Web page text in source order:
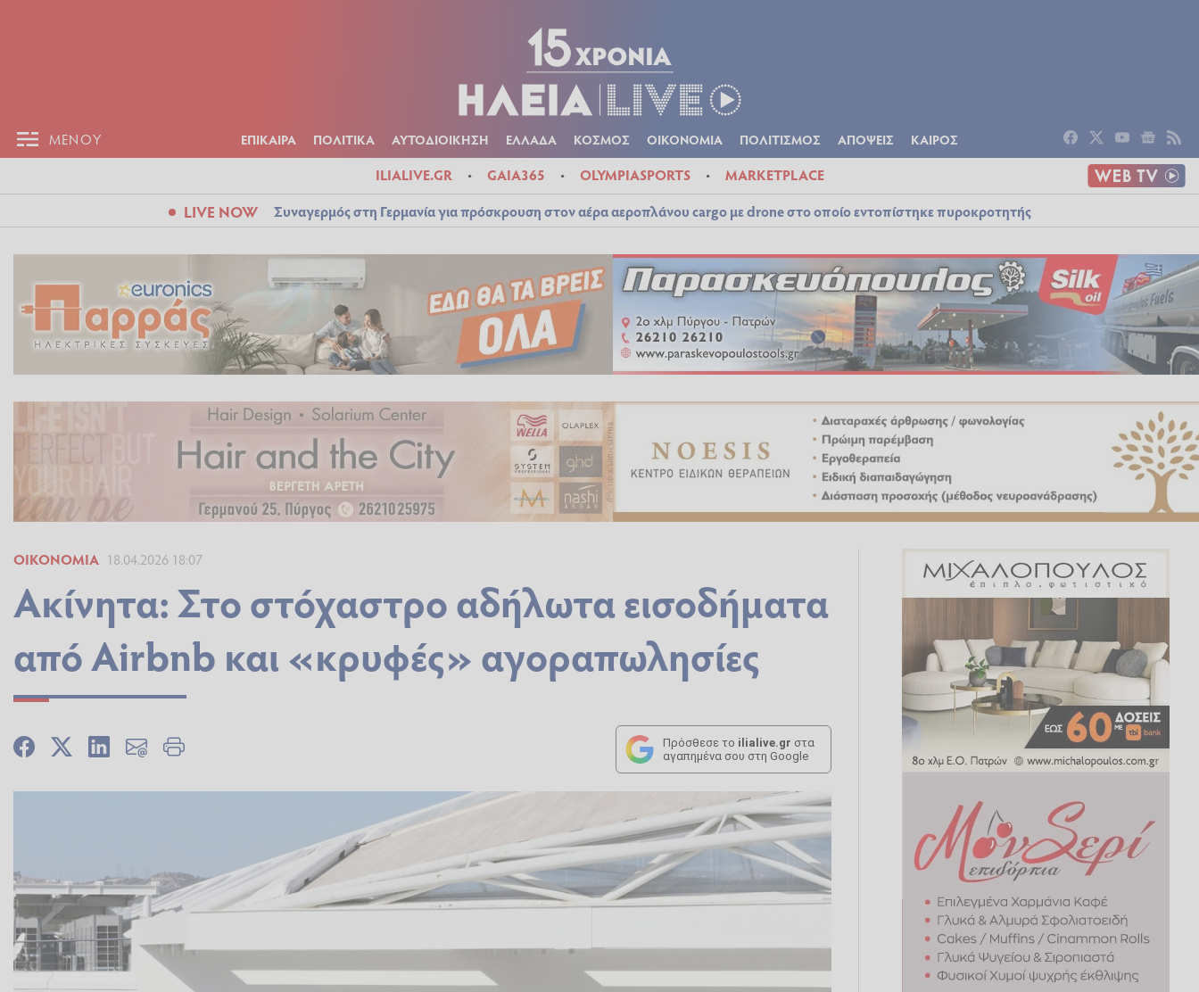
ΜΕΝΟΥ ΕΠΙΚΑΙΡΑ ΠΟΛΙΤΙΚΑ ΑΥΤΟΔΙΟΙΚΗΣΗ ΕΛΛΑΔΑ ΚΟΣΜΟΣ ΟΙΚΟΝΟΜΙΑ ΠΟΛΙΤΙΣΜΟΣ ΑΠΟΨΕΙΣ ΚΑΙΡΟΣ
ILIALIVE.GR GAIA365 OLYMPIASPORTS MARKETPLACE
LIVE NOW Συναγερμός στη Γερμανία για πρόσκρουση στον αέρα αεροπλάνου cargo με drone στο οποίο εντοπίστηκε πυροκροτητής
ΟΙΚΟΝΟΜΊΑ 18.04.2026 18:07
Ακίνητα: Στο στόχαστρο αδήλωτα εισοδήματα
από Airbnb και «κρυφές» αγοραπωλησίες
Πρόσθεσε το ilialive.gr στα
αγαπημένα σου στη Google